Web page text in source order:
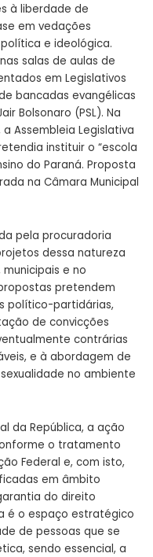
à liberdade de
em vedações
e ideológica.
salas de aulas de
em Legislativos
bancadas evangélicas
Bolsonaro (PSL). Na
Assembleia Legislativa
instituir o “escola
do Paraná. Proposta
na Câmara Municipal
pela procuradoria
dessa natureza
e no
pretendem
político-partidárias,
de convicções
contrárias
e à abordagem de
no ambiente
da República, a ação
o tratamento
Federal e, com isto,
em âmbito
do direito
é o espaço estratégico
de pessoas que se
sendo essencial, a